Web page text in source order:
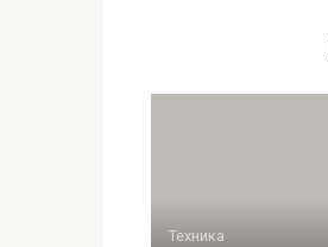
Техника